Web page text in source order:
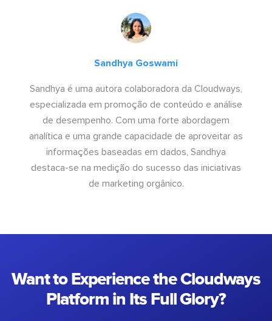
Sandhya Goswami
Sandhya é uma autora colaboradora da Cloudways,
especializada em promoção de conteúdo e análise
de desempenho. Com uma forte abordagem
analítica e uma grande capacidade de aproveitar as
informações baseadas em dados, Sandhya
destaca-se na medição do sucesso das iniciativas
de marketing orgânico.
Want to Experience the Cloudways
Platform in Its Full Glory?